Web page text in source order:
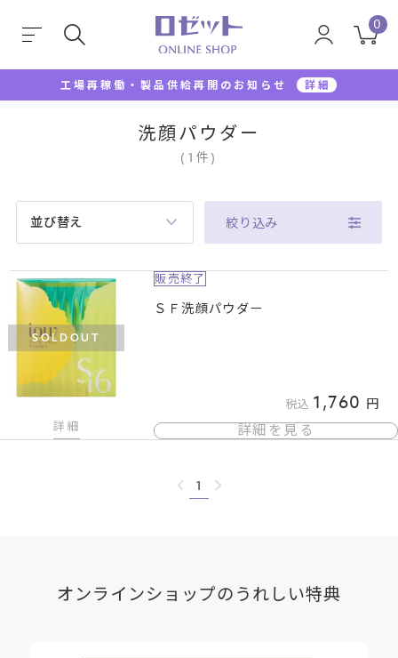
0
工場再稼働・製品供給再開のお知らせ 詳細
洗顔料 洗顔パウダー
洗顔パウダー
( 1 件 )
並び替え 絞り込み
SOLDOUT
詳細
販売終了
ＳＦ洗顔パウダー
税込 1,760
詳細を見る
1
オンラインショップのうれしい特典